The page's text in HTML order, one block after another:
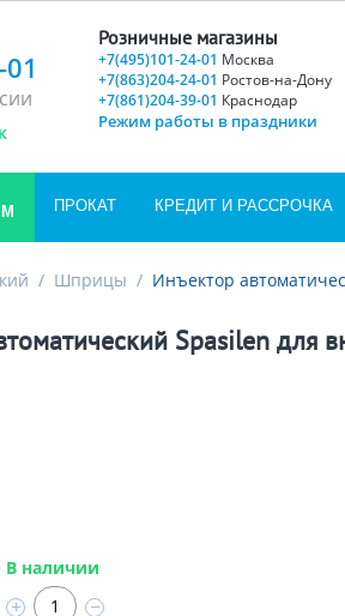
Розничные магазины
+7(495)101-24-01 Москва
+7(863)204-24-01 Ростов-на-Дону
+7(861)204-39-01 Краснодар
Режим работы в праздники
ПРОКАТ КРЕДИТ И РАССРОЧКА
/ Шприцы / Инъектор
Spasilen для
В наличии
+ −